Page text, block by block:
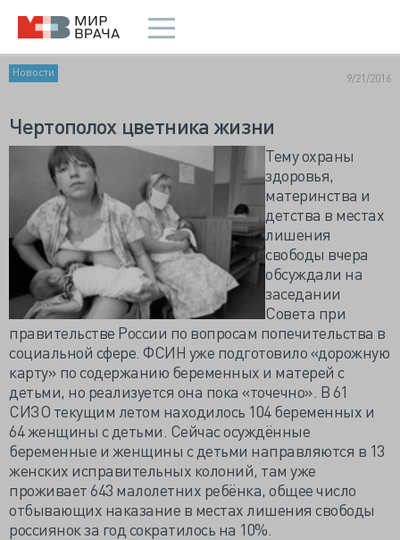
Новости 9/21/2016
Чертополох цветника жизни
Тему охраны
здоровья,
материнства и
детства в местах
лишения
свободы вчера
обсуждали на
заседании
Совета при
правительстве России по вопросам попечительства в
социальной сфере. ФСИН уже подготовило «дорожную
карту» по содержанию беременных и матерей с
детьми, но реализуется она пока «точечно». В 61
СИЗО текущим летом находилось 104 беременных и
64 женщины с детьми. Сейчас осуждённые
беременные и женщины с детьми направляются в 13
женских исправительных колоний, там уже
проживает 643 малолетних ребёнка, общее число
отбывающих наказание в местах лишения свободы
россиянок за год сократилось на 10%.